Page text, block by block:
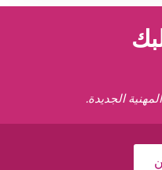
الجديدة.